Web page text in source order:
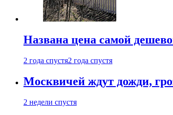
Названа цена самой
2 года спустя2 года спустя
Москвичей ждут дожди,
2 недели спустя